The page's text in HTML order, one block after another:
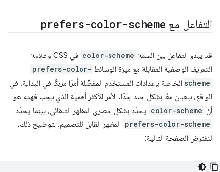
التفاعل مع prefers-color-scheme
قد يبدو التفاعل بين السمة color-scheme
في CSS وعلامة
التعريف الوصفية المقابلة مع ميزة الوسائط prefers-color-
scheme الخاصة بإعدادات المستخدم المفضّلة أمرًا مربكًا في البداية. في
الواقع، يلعبان معًا بشكل جيد جدًا. الأمر الأكثر أهمية الذي يجب فهمه هو
أنّ color-scheme يحدّد بشكل حصري المظهر التلقائي، بينما يحدّد
prefers-color-scheme المظهر القابل للتصميم. لتوضيح ذلك،
لنفترض الصفحة التالية: